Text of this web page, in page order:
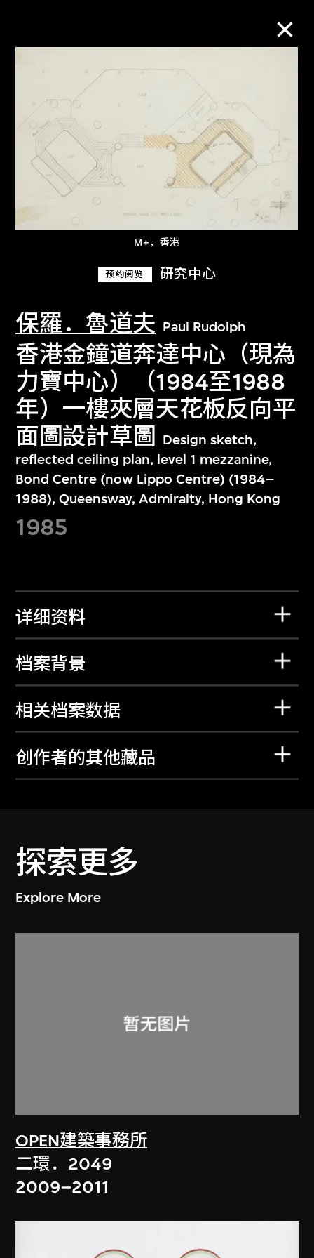
M+，香港
预约阅览 研究中心
保羅．魯道夫 Paul Rudolph
香港金鐘道奔達中心（現為
力寶中心）（1984至1988
年）一樓夾層天花板反向平
面圖設計草圖
Design sketch,
reflected ceiling plan, level 1 mezzanine,
Bond Centre (now Lippo Centre) (1984–
1988), Queensway, Admiralty, Hong Kong
1985
详细资料
档案背景
相关档案数据
创作者的其他藏品
探索更多
Explore More
OPEN建築事務所
二環．2049
2009–2011
M+藏品
进一步筛选
关于M+藏品
探索世界顶级的二十及二十一世纪视觉
文化藏品。